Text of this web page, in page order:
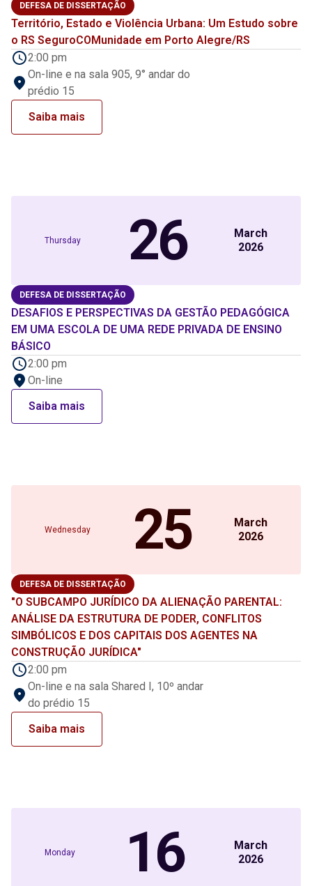
DEFESA DE DISSERTAÇÃO
Território, Estado e Violência Urbana: Um Estudo sobre
o RS SeguroCOMunidade em Porto Alegre/RS
2:00 pm
On-line e na sala 905, 9° andar do
prédio 15
Saiba mais
Thursday 26
March
2026
DEFESA DE DISSERTAÇÃO
DESAFIOS E PERSPECTIVAS DA GESTÃO PEDAGÓGICA
EM UMA ESCOLA DE UMA REDE PRIVADA DE ENSINO
BÁSICO
2:00 pm
On-line
Saiba mais
Wednesday 25
March
2026
DEFESA DE DISSERTAÇÃO
"O SUBCAMPO JURÍDICO DA ALIENAÇÃO PARENTAL:
ANÁLISE DA ESTRUTURA DE PODER, CONFLITOS
SIMBÓLICOS E DOS CAPITAIS DOS AGENTES NA
CONSTRUÇÃO JURÍDICA"
2:00 pm
On-line e na sala Shared I, 10º andar
do prédio 15
Saiba mais
Monday 16
March
2026